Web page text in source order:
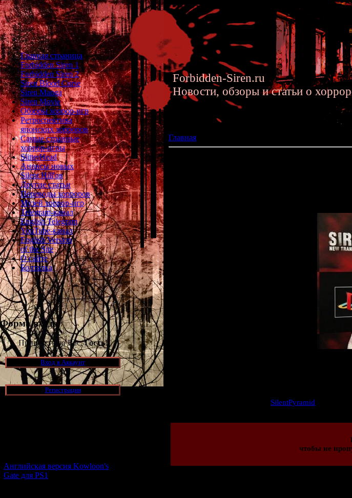
Главная страница
Forbidden Siren 1
Forbidden Siren 2
Siren Blood Curse
Siren Manga
Siren Movie
Обзоры хоррор-игр
Ретроспектива
японских хорроров
Самые странные
хоррор-игры
SlitterHead
Анонсы новых
Silent Hill'ов
Другие статьи
Переводы хорроров
Музей хоррор-игр
Telegram-канал
English Telegram
YouTube-канал
English Version
of the Site
О сайте
Болталка
Форма входа
Приветствую Вас,Гость!
Вход в Аккаунт
Регистрация
Английская версия Kowloon's
Gate для PS1
Forbidden-Siren.ru
Новости, обзоры и статьи о
Главная
SilentPyramid
чтобы не